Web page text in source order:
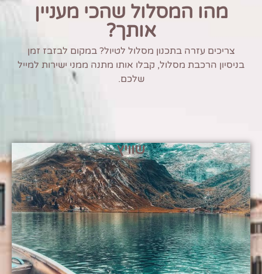
מהו המסלול שהכי מעניין
אותך?
צריכים עזרה בתכנון מסלול לטיול? במקום לבזבז זמן
בניסיון הרכבת מסלול, קבלו אותו מתנה ממני ישירות למייל
שלכם.
שוויץ